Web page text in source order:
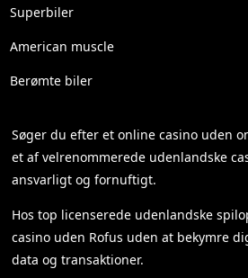
Superbiler
American muscle
Berømte biler
Søger du efter etonline casino uden
et af velrenommerede udenlandske
ansvarligt og fornuftigt.
Hos top licenserede udenlandske
casino uden Rofus uden at bekymre
data og transaktioner.